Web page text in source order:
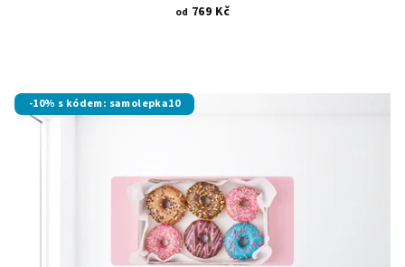
od 769 Kč
-10% s kódem: samolepka10